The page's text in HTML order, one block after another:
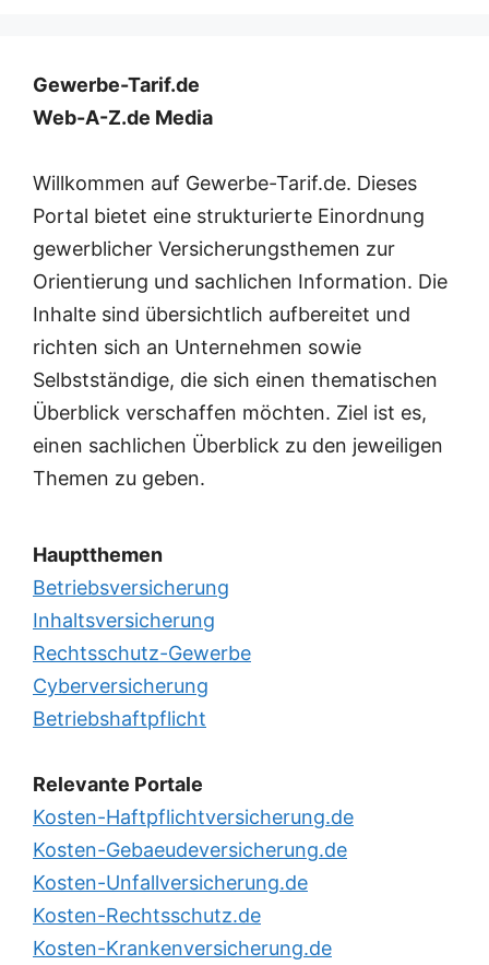
Gewerbe-Tarif.de
Web-A-Z.de Media
Willkommen auf Gewerbe-Tarif.de. Dieses
Portal bietet eine strukturierte Einordnung
gewerblicher Versicherungsthemen zur
Orientierung und sachlichen Information. Die
Inhalte sind übersichtlich aufbereitet und
richten sich an Unternehmen sowie
Selbstständige, die sich einen thematischen
Überblick verschaffen möchten. Ziel ist es,
einen sachlichen Überblick zu den jeweiligen
Themen zu geben.
Hauptthemen
Betriebsversicherung
Inhaltsversicherung
Rechtsschutz-Gewerbe
Cyberversicherung
Betriebshaftpflicht
Relevante Portale
Kosten-Haftpflichtversicherung.de
Kosten-Gebaeudeversicherung.de
Kosten-Unfallversicherung.de
Kosten-Rechtsschutz.de
Kosten-Krankenversicherung.de